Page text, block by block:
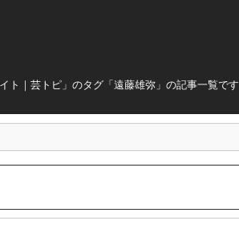
ト｜芸トピ」のタグ「遠藤雄弥」の記事一覧です